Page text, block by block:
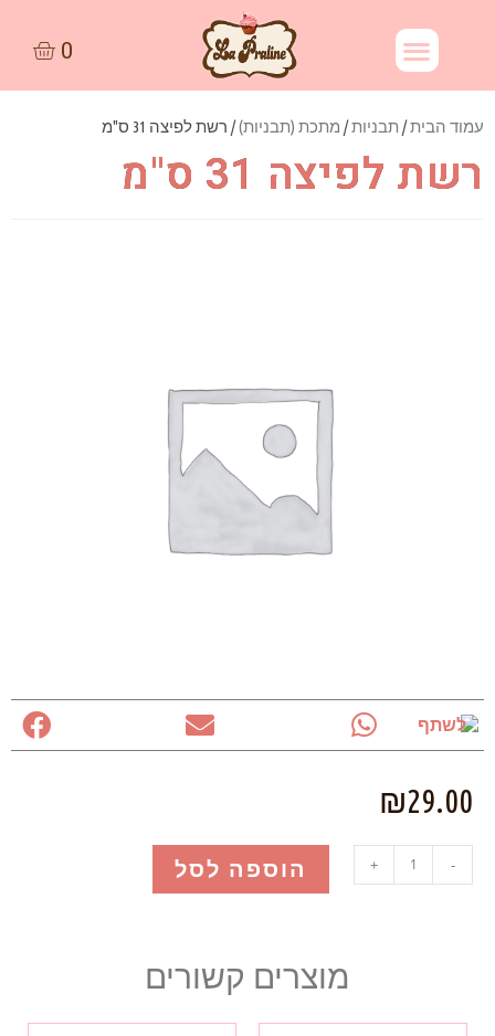
עמוד הבית/ תבניות/ מתכת (תבניות)/ רשת לפיצה 31 ס"מ
רשת לפיצה 31 ס"מ
לשתף
₪29.00
-
+ הוספה לסל
מוצרים קשורים